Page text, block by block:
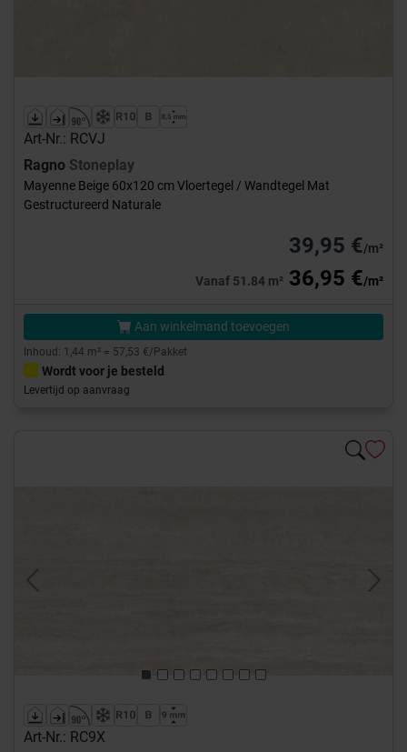
Art-Nr.: RCVJ
Ragno Stoneplay
Mayenne Beige 60x120 cm Vloertegel / Wandtegel Mat
Gestructureerd Naturale
39,95 €/m²
Vanaf 51.84 m² 36,95 €/m²
Aan winkelmand toevoegen
Inhoud: 1,44 m² = 57,53 €/Pakket
Wordt voor je besteld
Levertijd op aanvraag
Previous Next
Art-Nr.: RC9X